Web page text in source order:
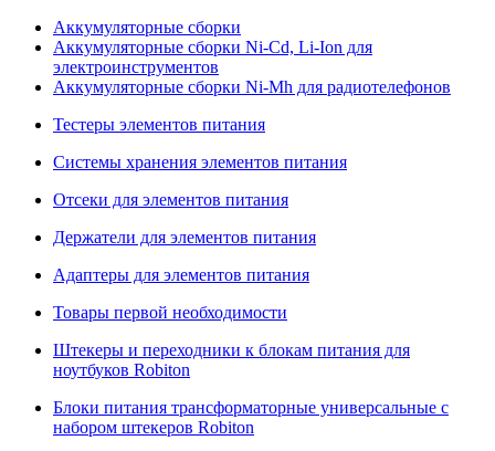
Аккумуляторные сборки
Аккумуляторные сборки Ni-Cd, Li-Ion для
электроинструментов
Аккумуляторные сборки Ni-Mh для радиотелефонов
Тестеры элементов питания
Системы хранения элементов питания
Отсеки для элементов питания
Держатели для элементов питания
Адаптеры для элементов питания
Товары первой необходимости
Штекеры и переходники к блокам питания для
ноутбуков Robiton
Блоки питания трансформаторные универсальные с
набором штекеров Robiton